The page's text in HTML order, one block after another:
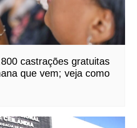
castrações gratuitas
que vem; veja como